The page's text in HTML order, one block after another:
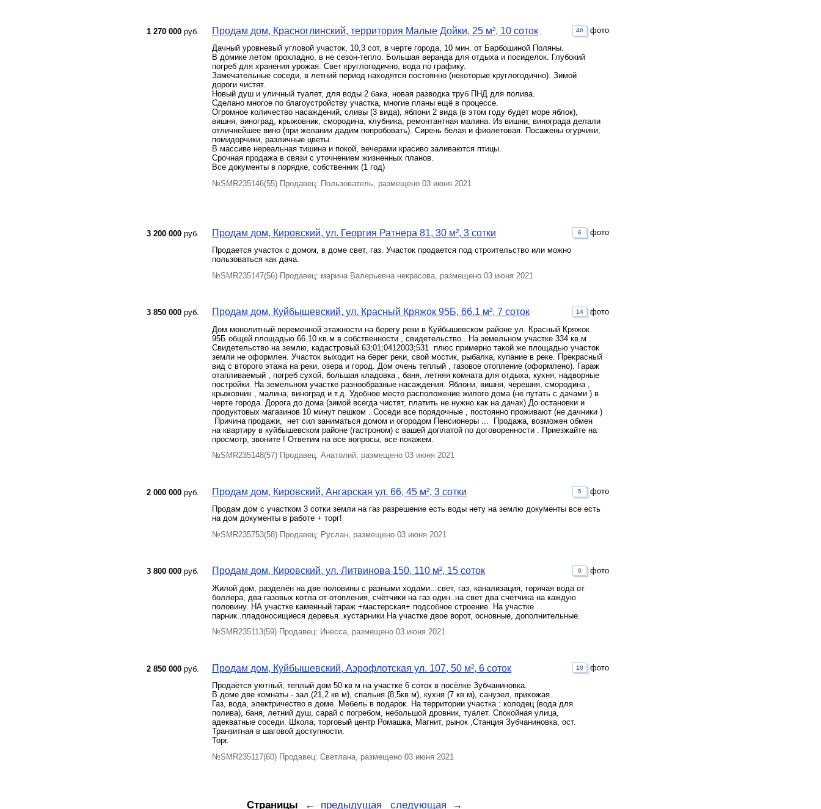
1 270 000 руб. Продам дом, Красноглинский, территория Малые Дойки, 25 м², 10 соток
Дачный уровневый угловой участок, 10,3 сот, в черте города, 10 мин. от Барбошиной Поляны.
В домике летом прохладно, в не сезон-тепло. Большая веранда для отдыха и посиделок. Глубокий
погреб для хранения урожая. Свет круглогодично, вода по графику.
Замечательные соседи, в летний период находятся постоянно (некоторые круглогодично). Зимой
дороги чистят.
Новый душ и уличный туалет, для воды 2 бака, новая разводка труб ПНД для полива.
Сделано многое по благоустройству участка, многие планы ещё в процессе.
Огромное количество насаждений, сливы (3 вида), яблони 2 вида (в этом году будет море яблок),
вишня, виноград, крыжовник, смородина, клубника, ремонтантная малина. Из вишни, винограда делали
отличнейшее вино (при желании дадим попробовать). Сирень белая и фиолетовая. Посажены огурчики,
помидорчики, различные цветы.
В массиве нереальная тишина и покой, вечерами красиво заливаются птицы.
Срочная продажа в связи с уточнением жизненных планов.
Все документы в порядке, собственник (1 год)
40 фото
№SMR235146(55) Продавец: Пользователь, размещено 03 июня 2021
3 200 000 руб. Продам дом, Кировский, ул. Георгия Ратнера 81, 30 м², 3 сотки
Продается участок с домом, в доме свет, газ. Участок продается под строительство или можно
пользоваться как дача.
6 фото
№SMR235147(56) Продавец: марина Валерьевна некрасова, размещено 03 июня 2021
3 850 000 руб. Продам дом, Куйбышевский, ул. Красный Кряжок 95Б, 66.1 м², 7 соток
Дом монолитный переменной этажности на берегу реки в Куйбышевском районе ул. Красный Кряжок
95Б общей площадью 66.10 кв.м в собственности , свидетельство . На земельном участке 334 кв.м .
Свидетельство на землю, кадастровый 63;01;0412003;531 ​ плюс примерно такой же площадью участок
земли не оформлен. Участок выходит на берег реки, свой мостик, рыбалка, купание в реке. Прекрасный
вид с второго этажа на реки, озера и город. Дом очень теплый , газовое отопление (оформлено). Гараж
отапливаемый , погреб сухой, большая кладовка , баня, летняя комната для отдыха, кухня, надворные
постройки. На земельном участке разнообразные насаждения. Яблони, вишня, черешня, смородина ,
крыжовник , малина, виноград и т.д. Удобное место расположение жилого дома (не путать с дачами ) в
черте города. Дорога до дома (зимой всегда чистят, платить не нужно как на дачах) До остановки и
продуктовых магазинов 10 минут пешком . Соседи все порядочные , постоянно проживают (не дачники )
​ Причина продажи, ​ нет сил заниматься домом и огородом Пенсионеры ... ​ Продажа, возможен обмен
на квартиру в куйбышевском районе (гастроном) с вашей доплатой по договоренности .​ Приезжайте на
просмотр, звоните ! Ответим на все вопросы, все покажем.
14 фото
№SMR235148(57) Продавец: Анатолий, размещено 03 июня 2021
2 000 000 руб. Продам дом, Кировский, Ангарская ул. 66, 45 м², 3 сотки
Продам дом с участком 3 сотки земли на газ разрешение есть воды нету на землю документы все есть
на дом документы в работе + торг!
5 фото
№SMR235753(58) Продавец: Руслан, размещено 03 июня 2021
3 800 000 руб. Продам дом, Кировский, ул. Литвинова 150, 110 м², 15 соток
Жилой дом, разделён на две половины с разными ходами...свет, газ, канализация, горячая вода от
боллера, два газовых котла от отопления, счётчики на газ один..на свет два счётчика на каждую
половину. НА участке каменный гараж +мастерская+ подсобное строение. На участке
парник..пладоносищиеся деревья..кустарники.На участке двое ворот, основные, дополнительные.
0 фото
№SMR235113(59) Продавец: Инесса, размещено 03 июня 2021
2 850 000 руб. Продам дом, Куйбышевский, Аэрофлотская ул. 107, 50 м², 6 соток
Продаётся уютный, теплый дом 50 кв м на участке 6 соток в посёлке Зубчаниновка.
В доме две комнаты - зал (21,2 кв м), спальня (8,5кв м), кухня (7 кв м), санузел, прихожая.
Газ, вода, электричество в доме. Мебель в подарок. На территории участка : колодец (вода для
полива), баня, летний душ, сарай с погребом, небольшой дровник, туалет. Спокойная улица,
адекватные соседи. Школа, торговый центр Ромашка, Магнит, рынок ,Станция Зубчаниновка, ост.
Транзитная в шаговой доступности.
Торг.
10 фото
№SMR235117(60) Продавец: Светлана, размещено 03 июня 2021
Страницы ← предыдущая следующая →